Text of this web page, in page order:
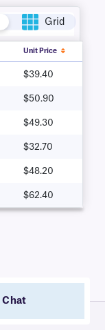
Grid
Unit Price
$39.40
$50.90
$49.30
$32.70
$48.20
$62.40
Chat